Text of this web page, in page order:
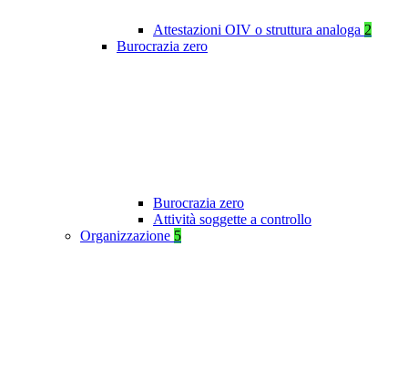
Attestazioni OIV o struttura analoga 2
Burocrazia zero
Burocrazia zero
Attività soggette a controllo
Organizzazione 5